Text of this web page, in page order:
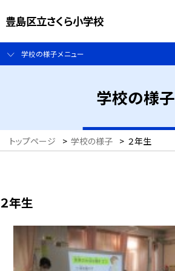
豊島区立さくら小学校
学校の様子メニュー
学校の様子
トップページ > 学校の様子 > ２年生
２年生